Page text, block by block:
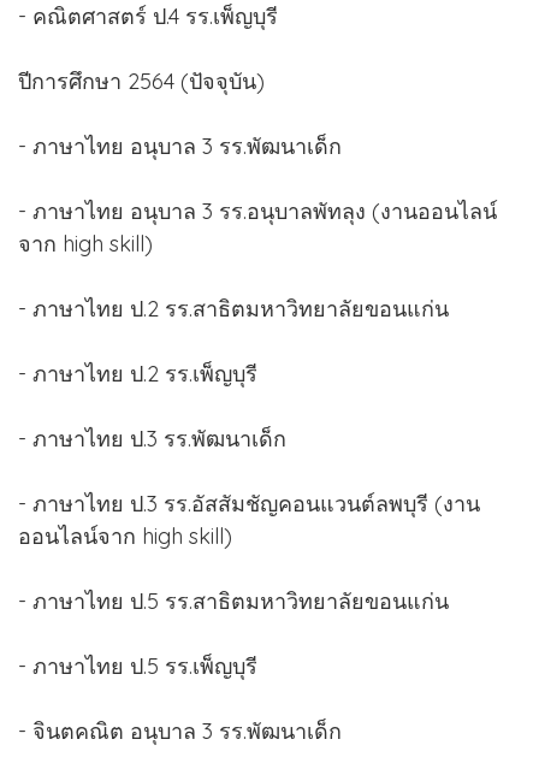
- คณิตศาสตร์ ป.4 รร.เพ็ญบุรี
ปีการศึกษา 2564 (ปัจจุบัน)
- ภาษาไทย อนุบาล 3 รร.พัฒนาเด็ก
- ภาษาไทย อนุบาล 3 รร.อนุบาลพัทลุง (งานออนไลน์
จาก high skill)
- ภาษาไทย ป.2 รร.สาธิตมหาวิทยาลัยขอนแก่น
- ภาษาไทย ป.2 รร.เพ็ญบุรี
- ภาษาไทย ป.3 รร.พัฒนาเด็ก
- ภาษาไทย ป.3 รร.อัสสัมชัญคอนแวนต์ลพบุรี (งาน
ออนไลน์จาก high skill)
- ภาษาไทย ป.5 รร.สาธิตมหาวิทยาลัยขอนแก่น
- ภาษาไทย ป.5 รร.เพ็ญบุรี
- จินตคณิต อนุบาล 3 รร.พัฒนาเด็ก